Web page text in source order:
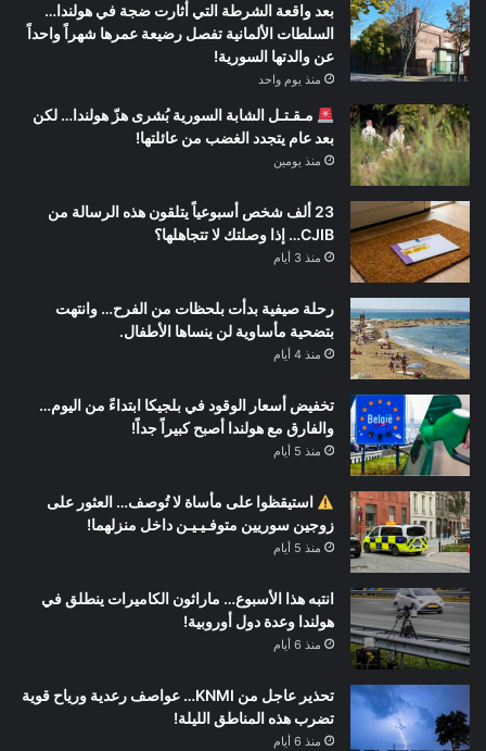
بعد واقعة الشرطة التي أثارت ضجة في هولندا…
السلطات الألمانية تفصل رضيعة عمرها شهراً واحداً
عن والدتها السورية!
منذ يوم واحد
مـقـتـل الشابة السورية بُشرى هزّ هولندا… لكن
بعد عام يتجدد الغضب من عائلتها!
منذ يومين
23 ألف شخص أسبوعياً يتلقون هذه الرسالة من
CJIB… إذا وصلتك لا تتجاهلها؟
منذ 3 أيام
رحلة صيفية بدأت بلحظات من الفرح… وانتهت
بتضحية مأساوية لن ينساها الأطفال.
منذ 4 أيام
تخفيض أسعار الوقود في بلجيكا ابتداءً من اليوم…
والفارق مع هولندا أصبح كبيراً جداً!
منذ 5 أيام
استيقظوا على مأساة لا تُوصف… العثور على
زوجين سوريين متوفـيـيـن داخل منزلهما!
منذ 5 أيام
انتبه هذا الأسبوع… ماراثون الكاميرات ينطلق في
هولندا وعدة دول أوروبية!
منذ 6 أيام
تحذير عاجل من KNMI… عواصف رعدية ورياح قوية
تضرب هذه المناطق الليلة!
منذ 6 أيام